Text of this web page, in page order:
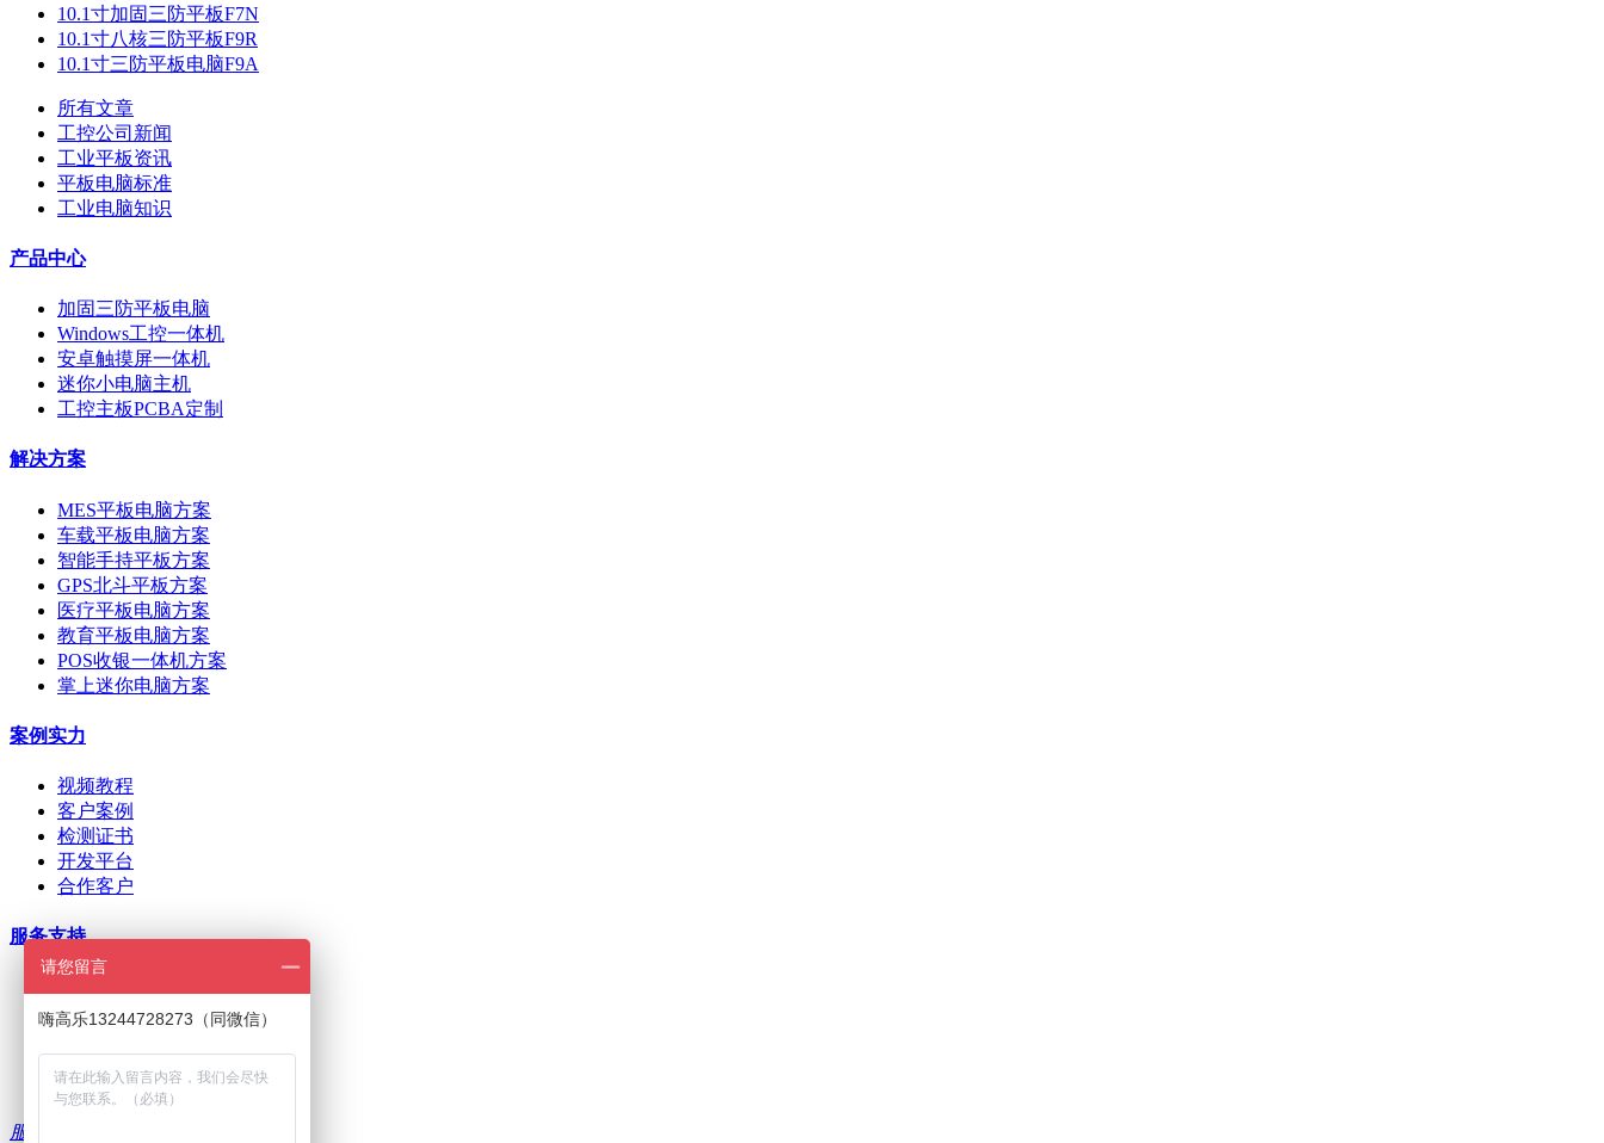
10.1寸加固三防平板F7N
10.1寸八核三防平板F9R
10.1寸三防平板电脑F9A
所有文章
工控公司新闻
工业平板资讯
平板电脑标准
工业电脑知识
产品中心
加固三防平板电脑
Windows工控一体机
安卓触摸屏一体机
迷你小电脑主机
工控主板PCBA定制
解决方案
MES平板电脑方案
车载平板电脑方案
智能手持平板方案
GPS北斗平板方案
医疗平板电脑方案
教育平板电脑方案
POS收银一体机方案
掌上迷你电脑方案
案例实力
视频教程
客户案例
检测证书
开发平台
合作客户
服务支持
在线下单
下载中心
服务热线：
请您留言
嗨高乐13244728273（同微信）